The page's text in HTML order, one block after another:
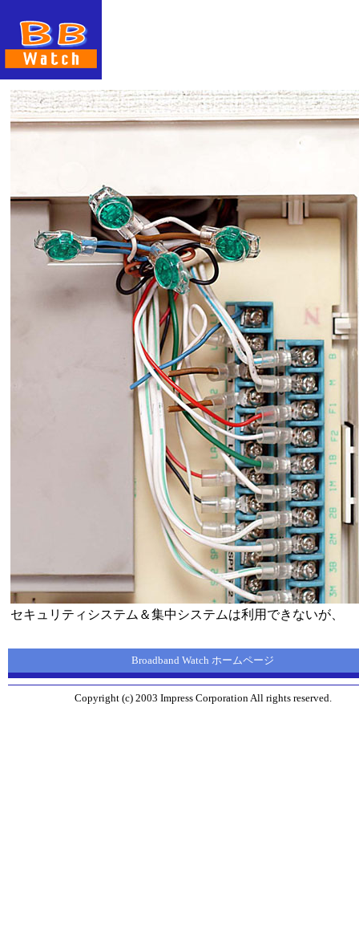
セキュリティシステム＆集中システムは利用できないが、
Broadband Watch ホームページ
Copyright (c) 2003 Impress Corporation All rights reserved.